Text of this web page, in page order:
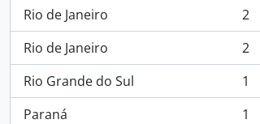
Rio de Janeiro
, 2 resultados
2
Rio de Janeiro
, 2 resultados
2
Rio Grande do Sul
, 1 resultados
1
Paraná
1